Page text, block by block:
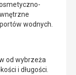
wodnych.
od wybrzeża
i długości.